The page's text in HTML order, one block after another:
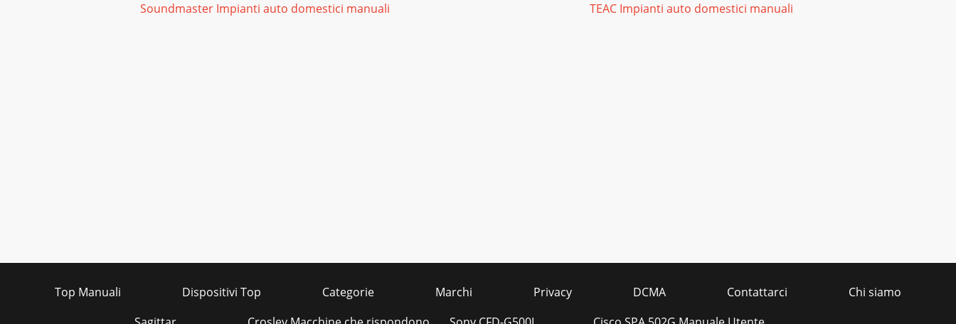
Soundmaster Impianti auto domestici manuali
TEAC Impianti auto domestici manuali
Top Manuali Dispositivi Top Categorie Marchi Privacy DCMA Contattarci
Chi siamo